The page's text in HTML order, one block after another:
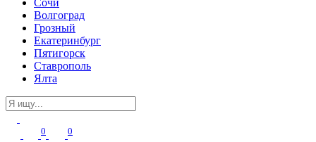
Сочи
Волгоград
Грозный
Екатеринбург
Пятигорск
Ставрополь
Ялта
0 0